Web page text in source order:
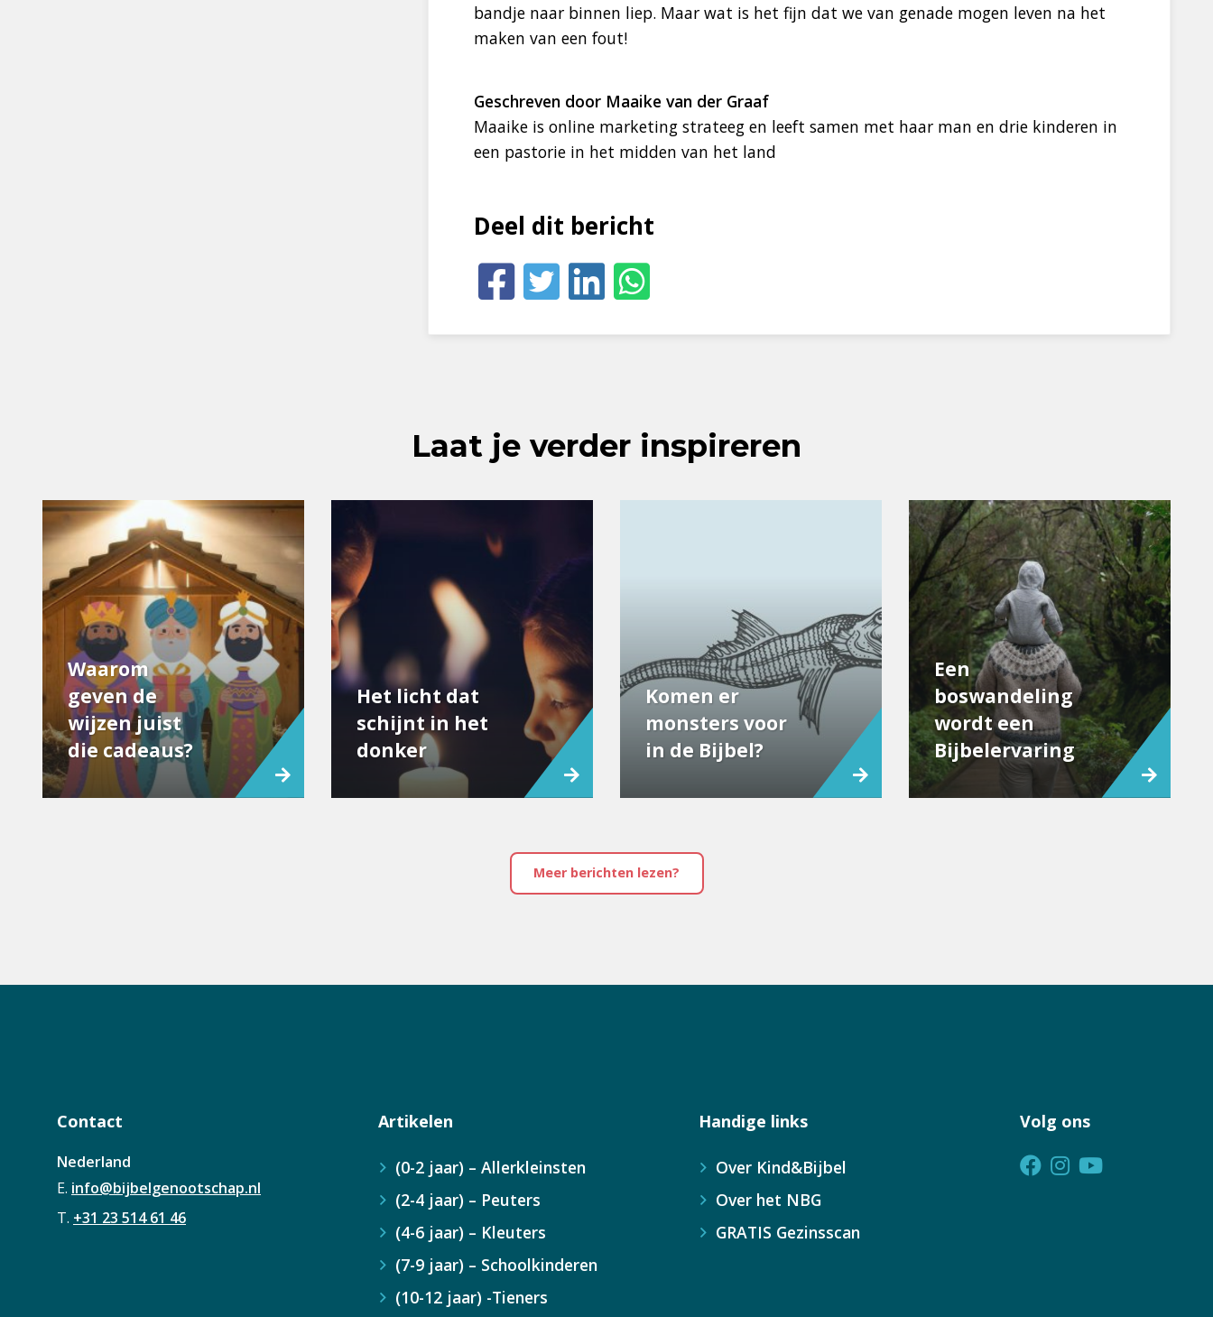
bandje naar binnen liep. Maar wat is het fijn dat we van genade mogen leven na het
maken van een fout!
Geschreven door Maaike van der Graaf
Maaike is online marketing strateeg en leeft samen met haar man en drie kinderen in
een pastorie in het midden van het land
Deel dit bericht
Laat je verder inspireren
Waarom
geven de
wijzen juist
die cadeaus?
Het licht dat
schijnt in het
donker
Komen er
monsters voor
in de Bijbel?
Een
boswandeling
wordt een
Bijbelervaring
Meer berichten lezen?
Contact
Nederland
E. info@bijbelgenootschap.nl
T. +31 23 514 61 46
Artikelen
(0-2 jaar) – Allerkleinsten
(2-4 jaar) – Peuters
(4-6 jaar) – Kleuters
(7-9 jaar) – Schoolkinderen
(10-12 jaar) -Tieners
Handige links
Over Kind&Bijbel
Over het NBG
GRATIS Gezinsscan
Volg ons